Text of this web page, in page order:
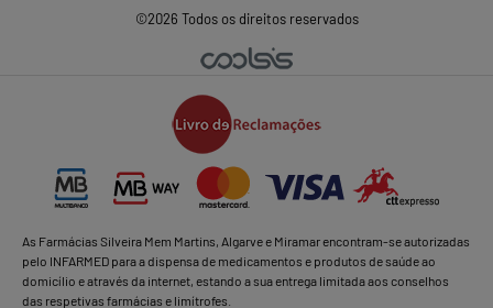
©2026 Todos os direitos reservados
As Farmácias Silveira Mem Martins, Algarve e Miramar encontram-se autorizadas
pelo INFARMED para a dispensa de medicamentos e produtos de saúde ao
domicílio e através da internet, estando a sua entrega limitada aos conselhos
das respetivas farmácias e limítrofes.